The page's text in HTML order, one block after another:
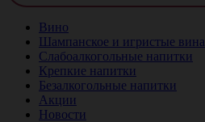
Вино
Шампанское и игристые вина
Слабоалкогольные напитки
Крепкие напитки
Безалкогольные напитки
Акции
Новости